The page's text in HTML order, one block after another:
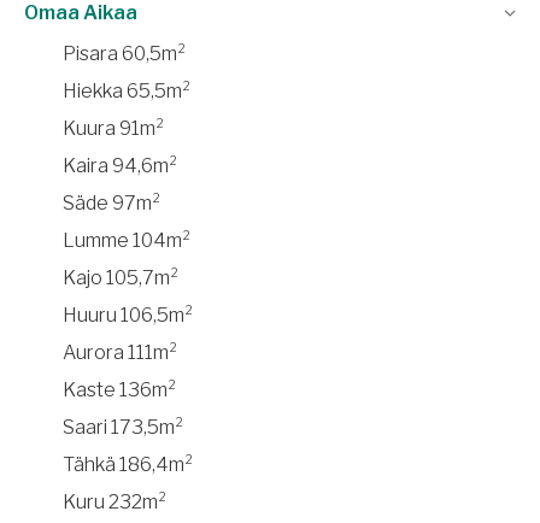
Omaa Aikaa
Pisara 60,5m²
Hiekka 65,5m²
Kuura 91m²
Kaira 94,6m²
Säde 97m²
Lumme 104m²
Kajo 105,7m²
Huuru 106,5m²
Aurora 111m²
Kaste 136m²
Saari 173,5m²
Tähkä 186,4m²
Kuru 232m²